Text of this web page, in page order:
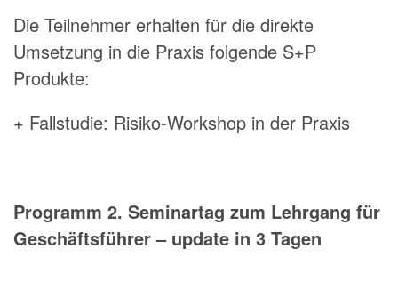
Die Teilnehmer erhalten für die direkte
Umsetzung in die Praxis folgende S+P
Produkte:
+ Fallstudie: Risiko-Workshop in der Praxis
Programm 2. Seminartag zum Lehrgang für
Geschäftsführer – update in 3 Tagen